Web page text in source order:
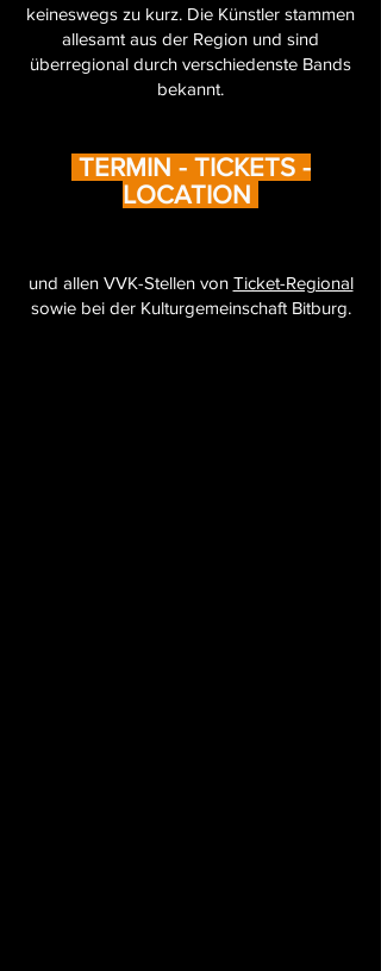
keineswegs zu kurz. Die Künstler stammen
allesamt aus der Region und sind
überregional durch verschiedenste Bands
bekannt.
TERMIN - TICKETS -
LOCATION
und allen VVK-Stellen von Ticket-Regional
sowie bei der Kulturgemeinschaft Bitburg.